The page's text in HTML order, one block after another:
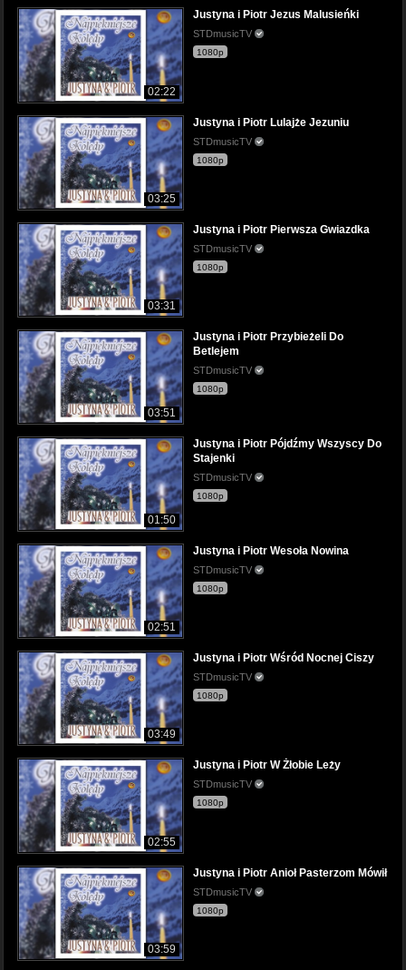
02:22
Justyna i Piotr Jezus Malusieńki
STDmusicTV
1080p
03:25
Justyna i Piotr Lulajże Jezuniu
STDmusicTV
1080p
03:31
Justyna i Piotr Pierwsza Gwiazdka
STDmusicTV
1080p
03:51
Justyna i Piotr Przybieżeli Do
Betlejem
STDmusicTV
1080p
01:50
Justyna i Piotr Pójdźmy Wszyscy Do
Stajenki
STDmusicTV
1080p
02:51
Justyna i Piotr Wesoła Nowina
STDmusicTV
1080p
03:49
Justyna i Piotr Wśród Nocnej Ciszy
STDmusicTV
1080p
02:55
Justyna i Piotr W Żłobie Leży
STDmusicTV
1080p
03:59
Justyna i Piotr Anioł Pasterzom Mówił
STDmusicTV
1080p